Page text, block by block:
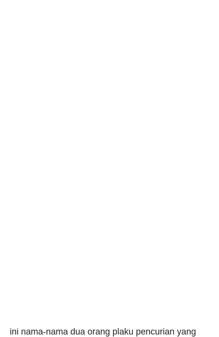
ini nama-nama dua orang plaku pencurian yang